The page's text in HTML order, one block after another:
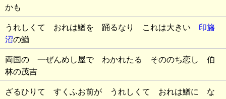
かも
うれしくて おれは鰌を 踊るなり これは大きい 印旛
沼の鰌
両国の 一ぜんめし屋で わかれたる そののち恋し 伯
林の茂吉
ざるひりて すくふお前が うれしくて おれは鰌に な